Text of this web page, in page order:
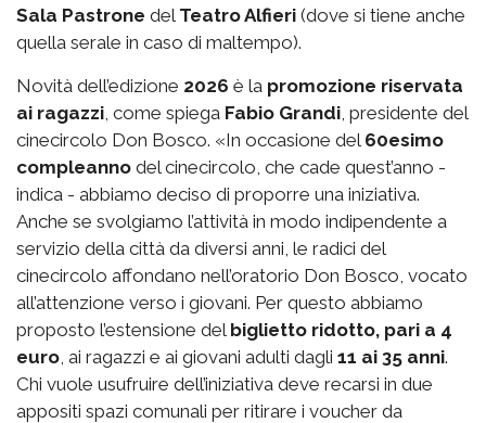
Sala Pastrone del Teatro Alfieri (dove si tiene anche
quella serale in caso di maltempo).
Novità dell’edizione 2026 è la promozione riservata
ai ragazzi , come spiega Fabio Grandi , presidente del
cinecircolo Don Bosco. «In occasione del 60esimo
compleanno del cinecircolo, che cade quest’anno -
indica - abbiamo deciso di proporre una iniziativa.
Anche se svolgiamo l’attività in modo indipendente a
servizio della città da diversi anni, le radici del
cinecircolo affondano nell’oratorio Don Bosco, vocato
all’attenzione verso i giovani. Per questo abbiamo
proposto l’estensione del biglietto ridotto, pari a 4
euro , ai ragazzi e ai giovani adulti dagli 11 ai 35 anni.
Chi vuole usufruire dell’iniziativa deve recarsi in due
appositi spazi comunali per ritirare i voucher da